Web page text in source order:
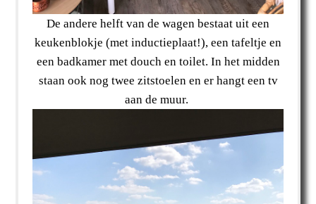
De andere helft van de wagen bestaat uit een
keukenblokje (met inductieplaat!), een tafeltje en
een badkamer met douch en toilet. In het midden
staan ook nog twee zitstoelen en er hangt een tv
aan de muur.